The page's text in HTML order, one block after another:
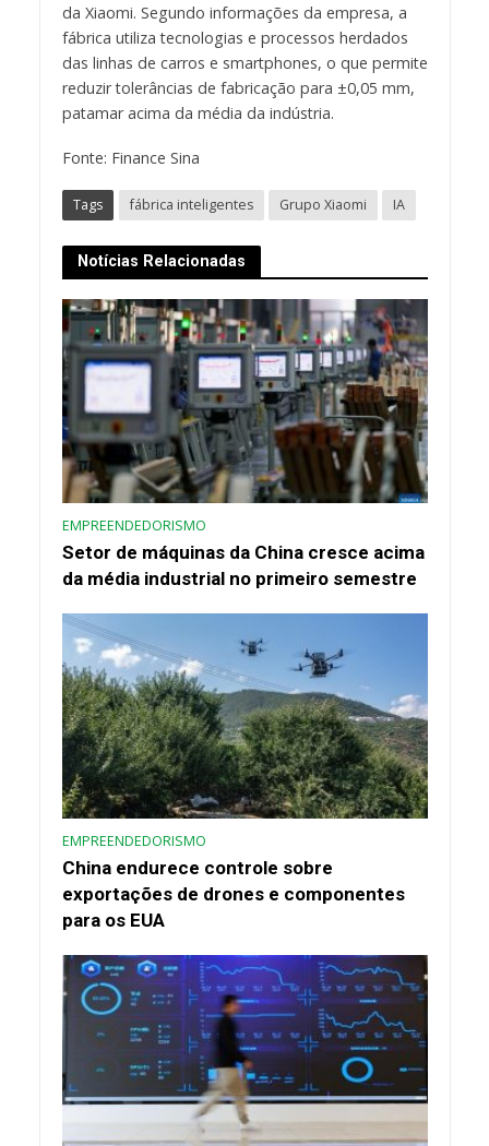
da Xiaomi. Segundo informações da empresa, a
fábrica utiliza tecnologias e processos herdados
das linhas de carros e smartphones, o que permite
reduzir tolerâncias de fabricação para ±0,05 mm,
patamar acima da média da indústria.
Fonte: Finance Sina
Tags fábrica inteligentes Grupo Xiaomi IA
Notícias Relacionadas
EMPREENDEDORISMO
Setor de máquinas da China cresce acima
da média industrial no primeiro semestre
EMPREENDEDORISMO
China endurece controle sobre
exportações de drones e componentes
para os EUA